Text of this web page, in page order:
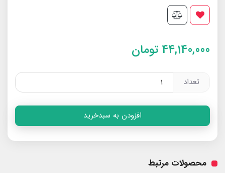
44,140,000 تومان
تعداد
افزودن به سبدخرید
محصولات مرتبط